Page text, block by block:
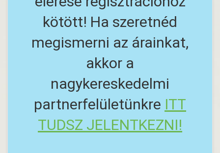
kötött! Ha szeretnéd
megismerni az árainkat,
akkor a
nagykereskedelmi
partnerfelületünkre ITT
TUDSZ JELENTKEZNI!